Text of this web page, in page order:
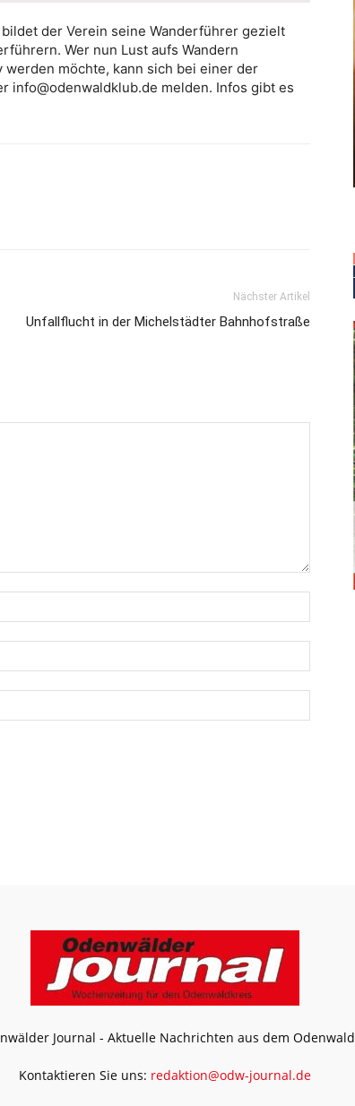
der Verein seine Wanderführer gezielt
Wer nun Lust aufs Wandern
möchte, kann sich bei einer der
info@odenwaldklub.de melden. Infos gibt es
Nächster Artikel
Unfallflucht in der Michelstädter Bahnhofstraße
Journal - Aktuelle Nachrichten aus dem Odenwald
Kontaktieren Sie uns: redaktion@odw-journal.de